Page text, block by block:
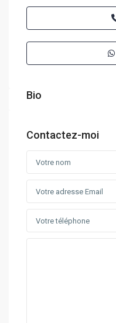
Bio
Contactez-moi